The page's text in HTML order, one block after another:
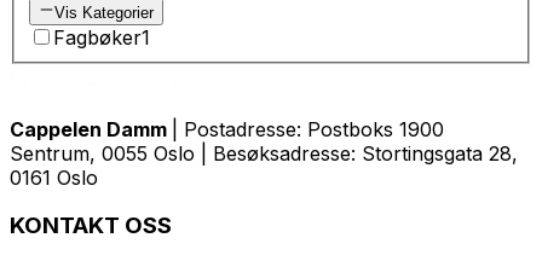
Vis Kategorier
Fagbøker1
Cappelen Damm
| Postadresse: Postboks 1900
Sentrum, 0055 Oslo | Besøksadresse: Stortingsgata 28,
0161 Oslo
KONTAKT OSS